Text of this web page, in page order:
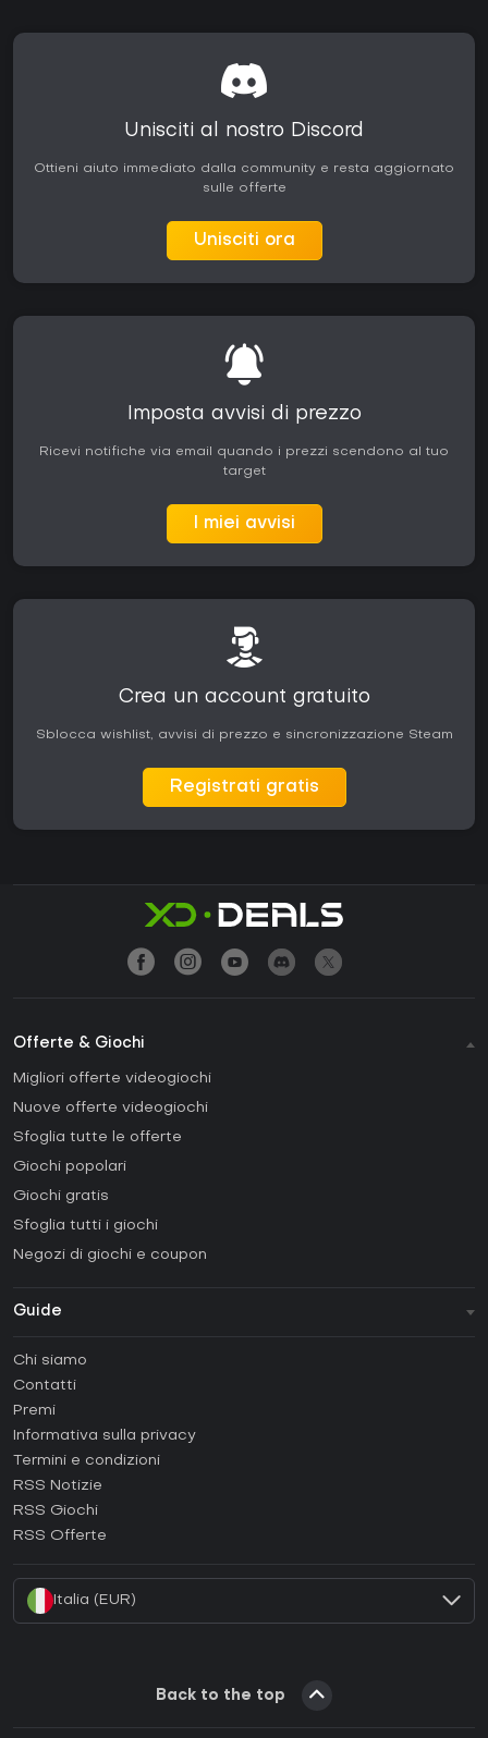
Unisciti al nostro Discord
Ottieni aiuto immediato dalla community e resta aggiornato
sulle offerte
Unisciti ora
Imposta avvisi di prezzo
Ricevi notifiche via email quando i prezzi scendono al tuo
target
I miei avvisi
Crea un account gratuito
Sblocca wishlist, avvisi di prezzo e sincronizzazione Steam
Registrati gratis
Offerte & Giochi
Migliori offerte videogiochi
Nuove offerte videogiochi
Sfoglia tutte le offerte
Giochi popolari
Giochi gratis
Sfoglia tutti i giochi
Negozi di giochi e coupon
Guide
Come attivare una Steam CD Key?
Come attivare una Epic Games CD Key?
Come attivare una GOG CD Key?
Come attivare una Ubisoft Connect CD Key?
Chi siamo
Contatti
Premi
Informativa sulla privacy
Termini e condizioni
RSS Notizie
RSS Giochi
RSS Offerte
Italia (EUR)
Back to the top